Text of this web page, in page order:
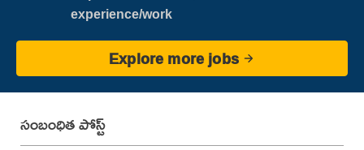
experience/work
Explore more jobs
సంబంధిత పోస్ట్